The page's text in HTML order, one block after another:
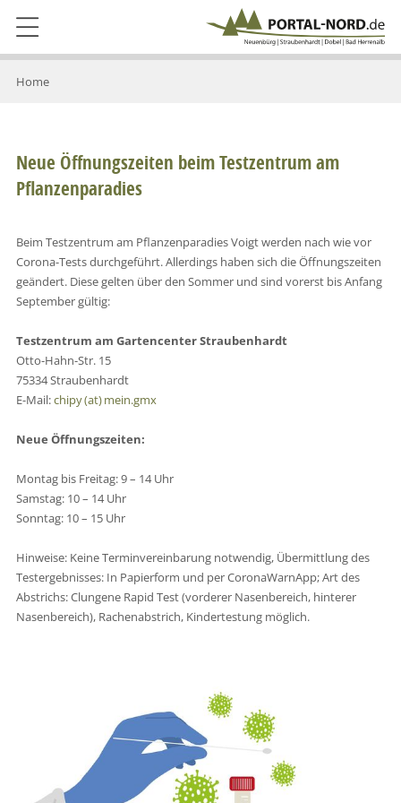
Home
Neue Öffnungszeiten beim Testzentrum am
Pflanzenparadies
Beim Testzentrum am Pflanzenparadies Voigt werden nach wie vor
Corona-Tests durchgeführt. Allerdings haben sich die Öffnungszeiten
geändert. Diese gelten über den Sommer und sind vorerst bis Anfang
September gültig:
Testzentrum am Gartencenter Straubenhardt
Otto-Hahn-Str. 15
75334 Straubenhardt
E-Mail:chipy (at) mein.gmx
Neue Öffnungszeiten:
Montag bis Freitag: 9 – 14 Uhr
Samstag: 10 – 14 Uhr
Sonntag: 10 – 15 Uhr
Hinweise: Keine Terminvereinbarung notwendig, Übermittlung des
Testergebnisses: In Papierform und per CoronaWarnApp; Art des
Abstrichs: Clungene Rapid Test (vorderer Nasenbereich, hinterer
Nasenbereich), Rachenabstrich, Kindertestung möglich.